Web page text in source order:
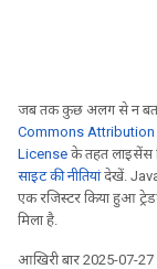
जब तक कुछ अलग से न
Commons Attribution
License के तहत लाइसेंस
साइट की नीतियांदेखें.
एक रजिस्टर किया हुआ
मिला है.
आखिरी बार 2025-07-27